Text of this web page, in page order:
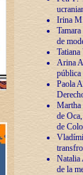
Irina
de
Arina
pública
Paola
Martha
de
de
Natalia
de la